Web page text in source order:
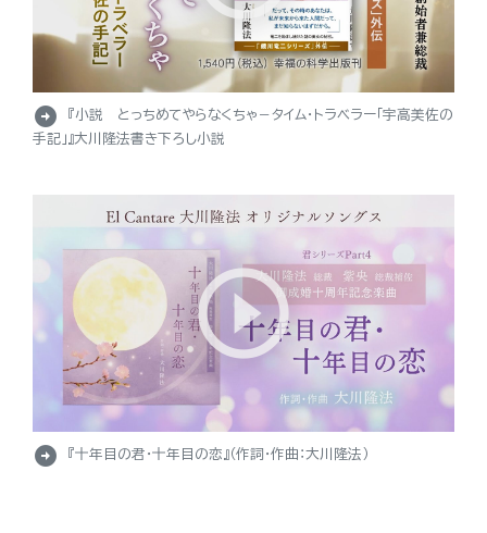
arrow_circle_right
『小説 とっちめてやらなくちゃ－タイム・トラベラー「宇高美佐の
手記」』大川隆法書き下ろし小説
arrow_circle_right 『十年目の君・十年目の恋』（作詞・作曲：大川隆法）